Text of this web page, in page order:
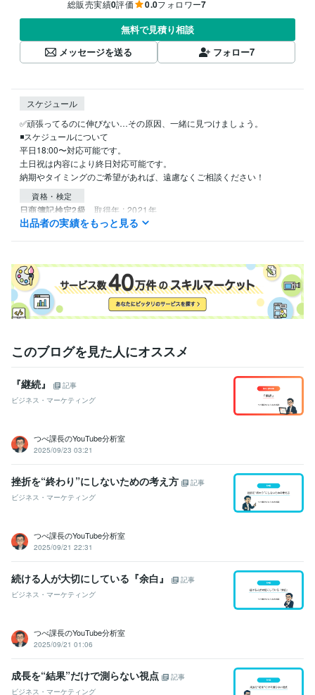
総販売実績0評価 0.0フォロワー7
無料で見積り相談
メッセージを送る
フォロー7
スケジュール
✅頑張ってるのに伸びない…その原因、一緒に見つけましょう。
◾️スケジュールについて
平日18:00〜対応可能です。
土日祝は内容により終日対応可能です。
資格・検定
日商簿記検定2級 取得年 : 2021年
出品者の実績をもっと見る
このブログを見た人にオススメ
『継続』
記事
ビジネス・マーケティング
つべ課長のYouTube分析室
2025/09/23 03:21
挫折を“終わり”にしないための考え方
記事
ビジネス・マーケティング
つべ課長のYouTube分析室
2025/09/21 22:31
続ける人が大切にしている『余白』
記事
ビジネス・マーケティング
つべ課長のYouTube分析室
2025/09/21 01:06
成長を“結果”だけで測らない視点
記事
ビジネス・マーケティング